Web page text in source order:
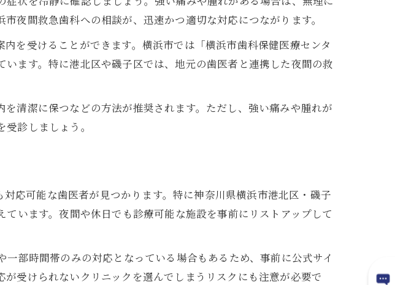
する際の基準
歯が痛む時の対処法
連絡する判断基準
できる応急処置
チェックリスト
力の確認方法
衛生管理の基準
夜間救急歯科への相談が、迅速かつ適切な対応につながります。
を受けることができます。横浜市では「横浜市歯科保健医療センタ
ます。特に港北区や磯子区では、地元の歯医者と連携した夜間の救
清潔に保つなどの方法が推奨されます。ただし、強い痛みや腫れが
診しましょう。
応可能な歯医者が見つかります。特に神奈川県横浜市港北区・磯子
います。夜間や休日でも診療可能な施設を事前にリストアップして
部時間帯のみの対応となっている場合もあるため、事前に公式サイ
受けられないクリニックを選んでしまうリスクにも注意が必要で